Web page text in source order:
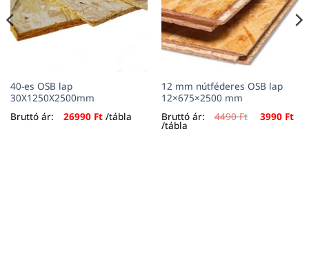
40-es OSB lap
30X1250X2500mm
Bruttó ár:
26990 Ft/tábla
12 mm nútféderes OSB lap
12×675×2500 mm
Bruttó ár:
4490Ft Original
price
3990 Ft
/tábla